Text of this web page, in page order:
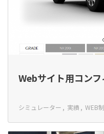
Webサイト用コン
シミュレーター 実績 WEB